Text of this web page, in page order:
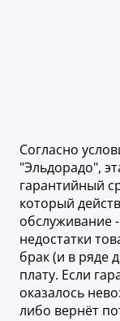
Согласно
"Эльдорадо",
гарантийный
который
обслуживание
недостатки
брак (и в ряде
плату. Если
оказалось
либо вернёт